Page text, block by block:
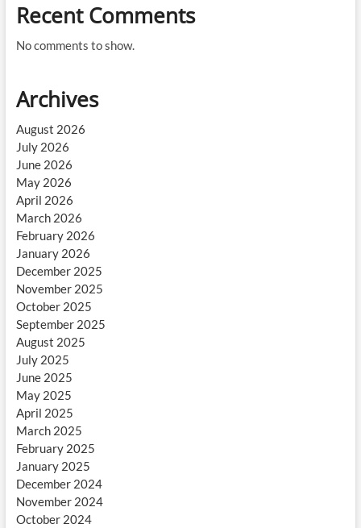
Recent Comments
No comments to show.
Archives
August 2026
July 2026
June 2026
May 2026
April 2026
March 2026
February 2026
January 2026
December 2025
November 2025
October 2025
September 2025
August 2025
July 2025
June 2025
May 2025
April 2025
March 2025
February 2025
January 2025
December 2024
November 2024
October 2024